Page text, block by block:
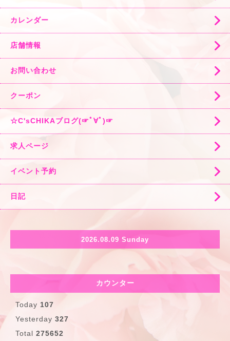
カレンダー
店舗情報
お問い合わせ
クーポン
☆C'sCHIKAブログ(☞ﾟ∀ﾟ)☞
求人ページ
イベント予約
日記
2026.08.09 Sunday
カウンター
Today 107
Yesterday 327
Total 275652